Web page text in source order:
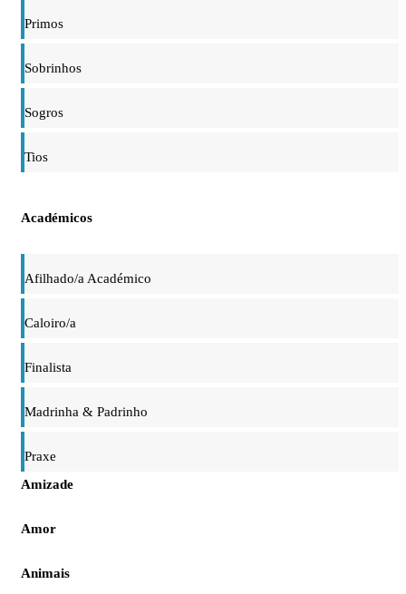
Primos
Sobrinhos
Sogros
Tios
Académicos
Afilhado/a Académico
Caloiro/a
Finalista
Madrinha & Padrinho
Praxe
Amizade
Amor
Animais